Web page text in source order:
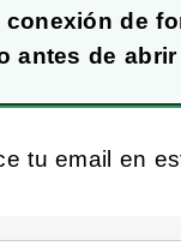
de
antes de
tu email en